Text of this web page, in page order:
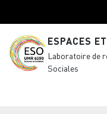
ESPACES
Laboratoire de
Sociales